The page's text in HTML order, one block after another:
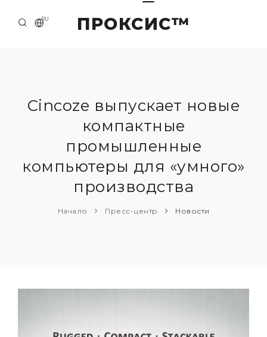
ПРОКСИС™
RU
О КОМПАНИИ
ПРИМЕРЫ И РЕШЕНИЯ
КАТАЛОГ ПРОДУКЦИИ
ПРЕСС-ЦЕНТР
Cincoze выпускает новые
компактные
промышленные
компьютеры для «умного»
производства
Начало Пресс-центр Новости